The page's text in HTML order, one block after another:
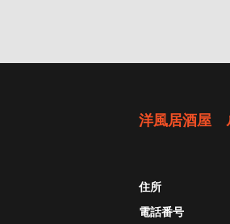
洋風居酒屋
住所
電話番号